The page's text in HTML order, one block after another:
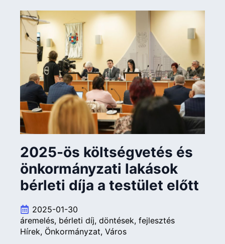
2025-ös költségvetés és
önkormányzati lakások
bérleti díja a testület előtt
2025-01-30
áremelés bérleti díj döntések fejlesztés
Hírek Önkormányzat Város